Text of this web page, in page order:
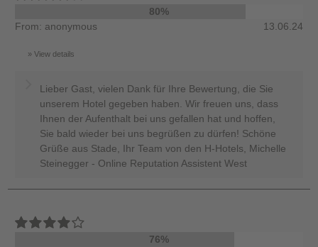
80%
From: anonymous
13.06.24
View details
Lieber Gast, vielen Dank für Ihre Bewertung, die Sie
unserem Hotel gegeben haben. Wir freuen uns, dass
Ihnen der Aufenthalt bei uns gefallen hat und hoffen,
Sie bald wieder bei uns begrüßen zu dürfen! Schöne
Grüße aus Stade, Ihr Team von den H-Hotels, Michelle
Steinegger - Online Reputation Assistent West
76%